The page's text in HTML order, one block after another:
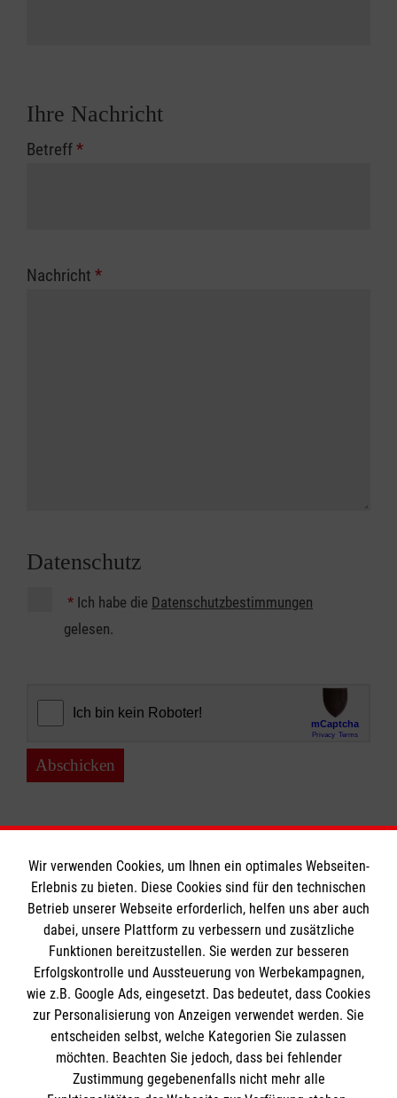
Ihre Nachricht
Betreff*
Nachricht *
Datenschutz
* Ich habe die Datenschutzbestimmungen
gelesen.
Abschicken
Informationen
Impressum
Datenschutz
Kontakt
Barrierefreiheit
Die Malteser
Malteser in Deutschland
Wir verwenden Cookies, um Ihnen ein optimales Webseiten-
Erlebnis zu bieten. Diese Cookies sind für den technischen
Betrieb unserer Webseite erforderlich, helfen uns aber auch
dabei, unsere Plattform zu verbessern und zusätzliche
Funktionen bereitzustellen. Sie werden zur besseren
Erfolgskontrolle und Aussteuerung von Werbekampagnen,
wie z.B. Google Ads, eingesetzt. Das bedeutet, dass Cookies
zur Personalisierung von Anzeigen verwendet werden. Sie
entscheiden selbst, welche Kategorien Sie zulassen
möchten. Beachten Sie jedoch, dass bei fehlender
Zustimmung gegebenenfalls nicht mehr alle